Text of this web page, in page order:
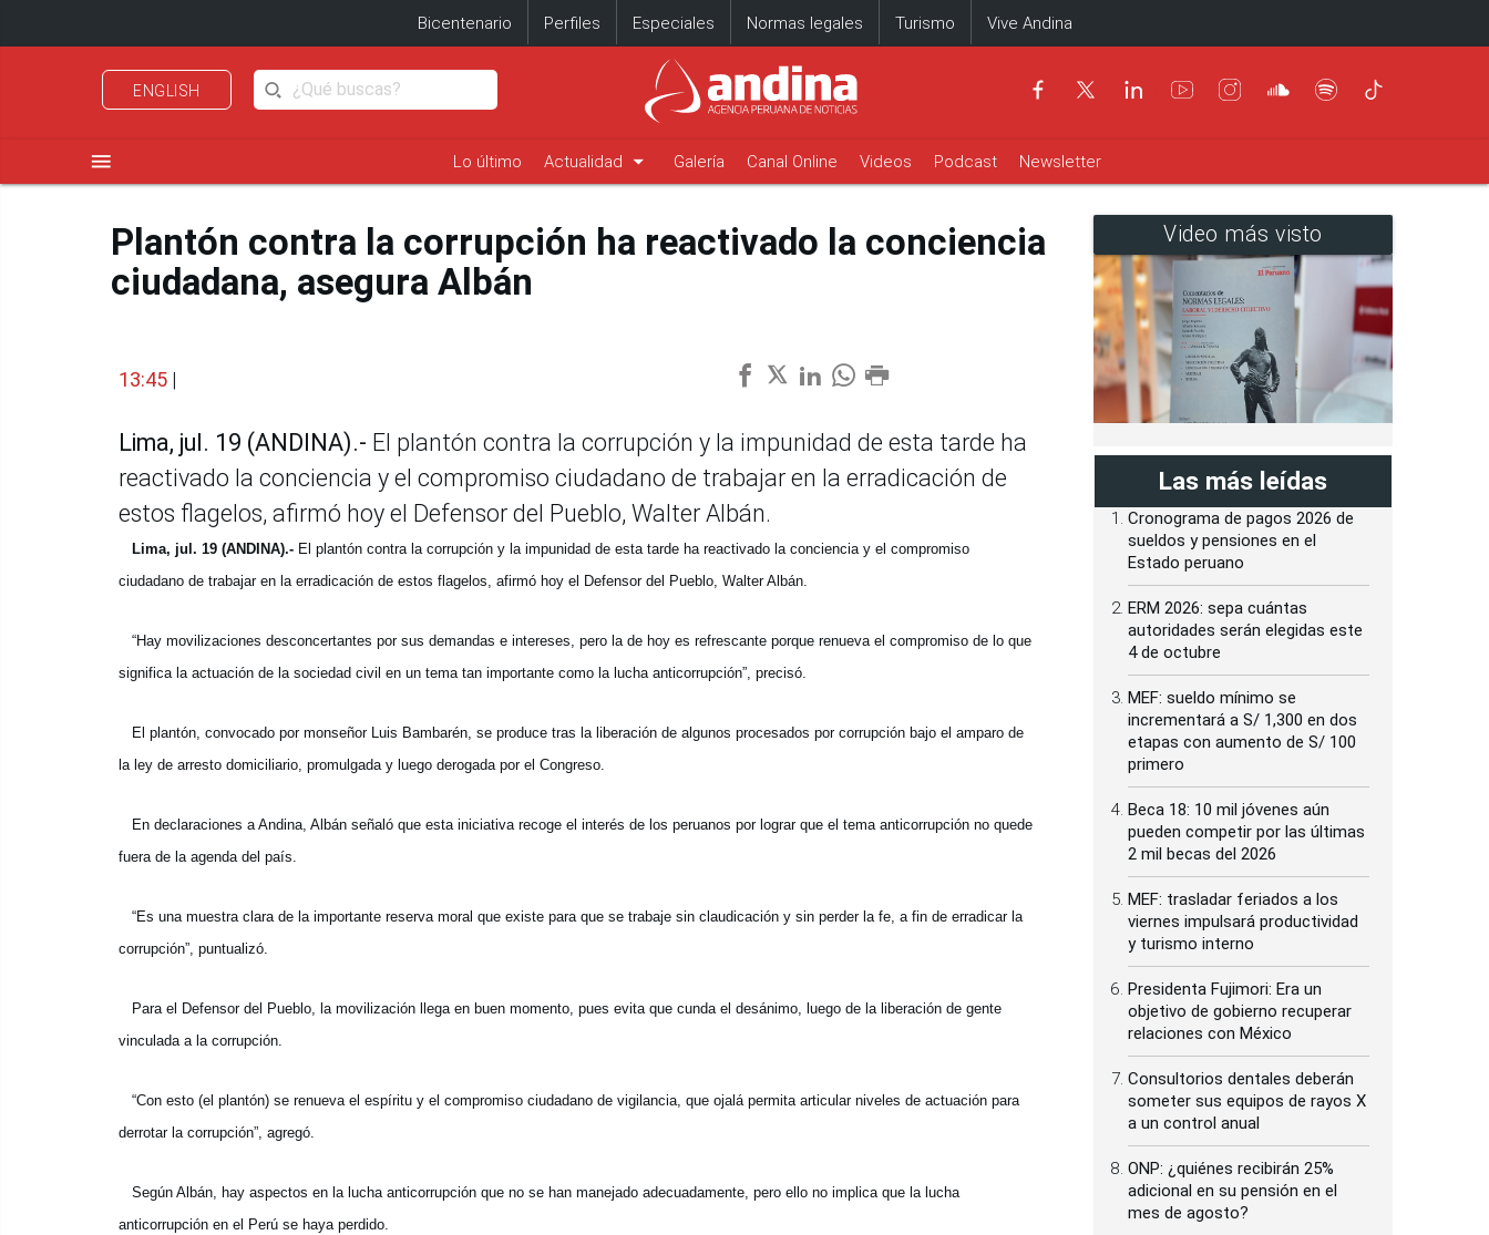
Bicentenario Perfiles Especiales Normas legales Turismo Vive Andina
ENGLISH
menu Lo último Actualidad arrow_drop_down Galería Canal Online Videos Podcast Newsletter
Plantón contra la corrupción ha reactivado la conciencia
ciudadana, asegura Albán
13:45 |
Lima, jul. 19 (ANDINA).- El plantón contra la corrupción y la impunidad de esta tarde ha
reactivado la conciencia y el compromiso ciudadano de trabajar en la erradicación de
estos flagelos, afirmó hoy el Defensor del Pueblo, Walter Albán.
Lima, jul. 19 (ANDINA).- El plantón contra la corrupción y la impunidad de esta tarde ha reactivado la conciencia y el compromiso
ciudadano de trabajar en la erradicación de estos flagelos, afirmó hoy el Defensor del Pueblo, Walter Albán.
“Hay movilizaciones desconcertantes por sus demandas e intereses, pero la de hoy es refrescante porque renueva el compromiso de lo que
significa la actuación de la sociedad civil en un tema tan importante como la lucha anticorrupción”, precisó.
El plantón, convocado por monseñor Luis Bambarén, se produce tras la liberación de algunos procesados por corrupción bajo el amparo de
la ley de arresto domiciliario, promulgada y luego derogada por el Congreso.
En declaraciones a Andina, Albán señaló que esta iniciativa recoge el interés de los peruanos por lograr que el tema anticorrupción no quede
fuera de la agenda del país.
“Es una muestra clara de la importante reserva moral que existe para que se trabaje sin claudicación y sin perder la fe, a fin de erradicar la
corrupción”, puntualizó.
Para el Defensor del Pueblo, la movilización llega en buen momento, pues evita que cunda el desánimo, luego de la liberación de gente
vinculada a la corrupción.
“Con esto (el plantón) se renueva el espíritu y el compromiso ciudadano de vigilancia, que ojalá permita articular niveles de actuación para
derrotar la corrupción”, agregó.
Según Albán, hay aspectos en la lucha anticorrupción que no se han manejado adecuadamente, pero ello no implica que la lucha
anticorrupción en el Perú se haya perdido.
Video más visto
Las más leídas
Cronograma de pagos 2026 de
sueldos y pensiones en el
Estado peruano
ERM 2026: sepa cuántas
autoridades serán elegidas este
4 de octubre
MEF: sueldo mínimo se
incrementará a S/ 1,300 en dos
etapas con aumento de S/ 100
primero
Beca 18: 10 mil jóvenes aún
pueden competir por las últimas
2 mil becas del 2026
MEF: trasladar feriados a los
viernes impulsará productividad
y turismo interno
Presidenta Fujimori: Era un
objetivo de gobierno recuperar
relaciones con México
Consultorios dentales deberán
someter sus equipos de rayos X
a un control anual
ONP: ¿quiénes recibirán 25%
adicional en su pensión en el
mes de agosto?